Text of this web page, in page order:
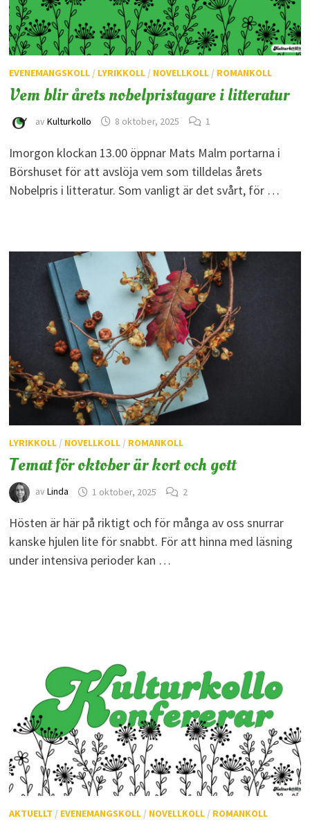
EVENEMANGSKOLL/ LYRIKKOLL/ NOVELLKOLL/ ROMANKOLL
Vem blir årets nobelpristagare i litteratur
av Kulturkollo 8 oktober, 2025 1
Imorgon klockan 13.00 öppnar Mats Malm portarna i
Börshuset för att avslöja vem som tilldelas årets
Nobelpris i litteratur. Som vanligt är det svårt, för …
LYRIKKOLL/ NOVELLKOLL/ ROMANKOLL
Temat för oktober är kort och gott
av Linda 1 oktober, 2025 2
Hösten är här på riktigt och för många av oss snurrar
kanske hjulen lite för snabbt. För att hinna med läsning
under intensiva perioder kan …
AKTUELLT / EVENEMANGSKOLL/ NOVELLKOLL/ ROMANKOLL